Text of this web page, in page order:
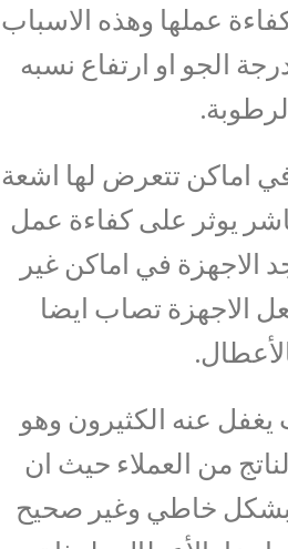
عملها وهذه الاسباب
الجو او ارتفاع نسبه
اماكن تتعرض لها اشعة
يوثر على كفاءة عمل
الاجهزة في اماكن غير
الاجهزة تصاب ايضا
يغفل عنه الكثيرون وهو
من العملاء حيث ان
بشكل خاطي وغير صحيح